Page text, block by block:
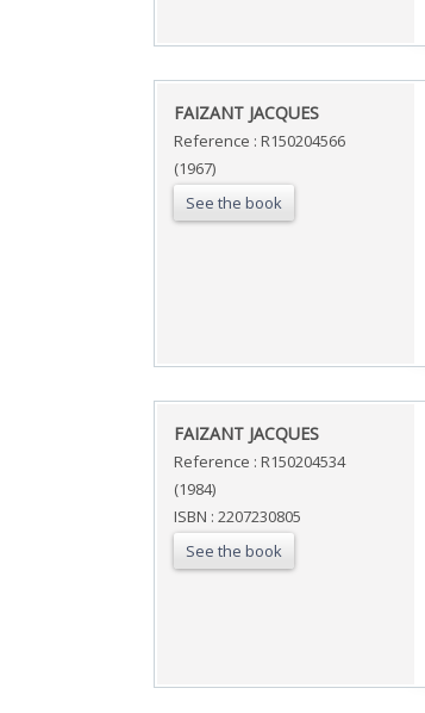
‎FAIZANT JACQUES‎
Reference : R150204566
(1967)
See the book
‎FAIZANT JACQUES‎
Reference : R150204534
(1984)
ISBN : 2207230805
See the book